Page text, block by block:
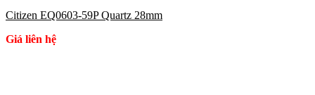
Citizen EQ0603-59P Quartz 28mm
Giá liên hệ